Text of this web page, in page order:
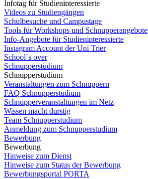
Infotag für Studieninteressierte
Videos zu Studiengängen
Schulbesuche und Campustage
Tools für Workshops und Schnupperangebote
Info-Angebote für Studieninteressierte
Instagram Account der Uni Trier
School´s over
Schnupperstudium
Schnupperstudium
Veranstaltungen zum Schnuppern
FAQ Schnupperstudium
Schnupperveranstaltungen im Netz
Wissen macht durstig
Team Schnupperstudium
Anmeldung zum Schnupperstudium
Bewerbung
Bewerbung
Hinweise zum Dienst
Hinweise zum Status der Bewerbung
Bewerbungsportal PORTA